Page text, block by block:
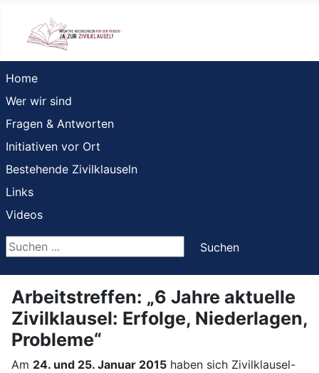
Home
Wer wir sind
Fragen & Antworten
Initiativen vor Ort
Bestehende Zivilklauseln
Links
Videos
Suchen ...
Suchen
Arbeitstreffen: „6 Jahre aktuelle
Zivilklausel: Erfolge, Niederlagen,
Probleme“
Am 24. und 25. Januar 2015 haben sich Zivilklausel-